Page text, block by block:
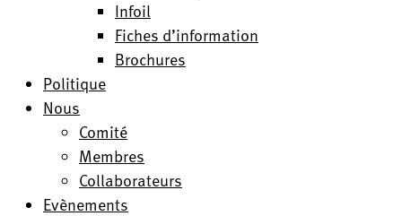
Infoil
Fiches d’information
Brochures
Politique
Nous
Comité
Membres
Collaborateurs
Evènements